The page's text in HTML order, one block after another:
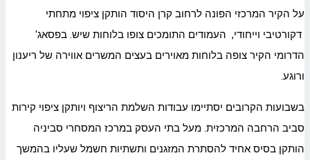
על הקיר המרכזי הפונה לרחוב קרן היסוד הותקן ציפוי מתחתי
דקורטיבי וייחודי, העמודים התומכים צופו בלוחות שיש. בפסאג'
הדרומי הקיר צופה בלוחות מאוירים בעצים המשרים אווירה של ריענון
ורוגע.
בשבועות הקרובים יסתיימו עבודות השלמת הריצוף ויותקן ציפוי קירות
סביב הרחבה המרכזית. מעל בתי העסק במרכז המסחרי סביניה
הותקן בסיס אחיד להסתרת המזגנים ותשתיות חשמל שעליו בהמשך